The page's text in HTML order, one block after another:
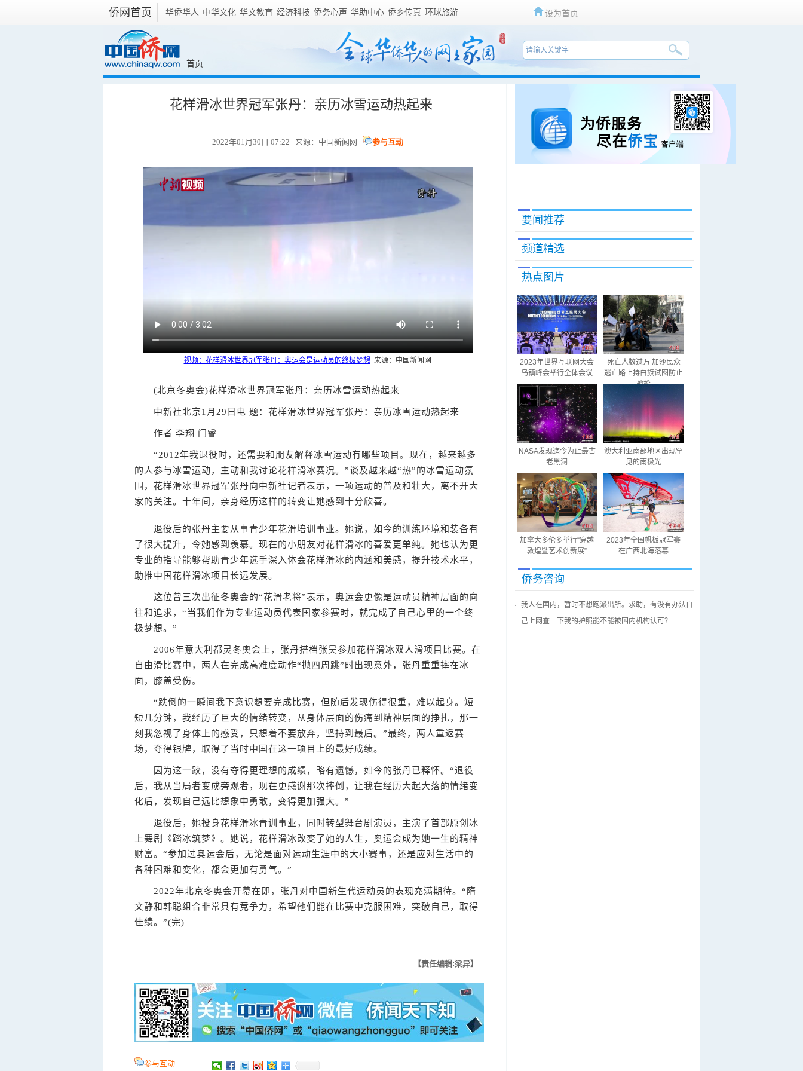
侨网首页 华侨华人 中华文化 华文教育 经济科技 侨务心声 华助中心 侨乡传真 环球旅游 设为首页
首页
花样滑冰世界冠军张丹：亲历冰雪运动热起来
2022年01月30日 07:22 来源： 中国新闻网 参与互动
视频：花样滑冰世界冠军张丹：奥运会是运动员的终极梦想来源：中国新闻网
(北京冬奥会)花样滑冰世界冠军张丹：亲历冰雪运动热起来
中新社北京1月29日电 题：花样滑冰世界冠军张丹：亲历冰雪运动热起来
作者 李翔 门睿
“2012年我退役时，还需要和朋友解释冰雪运动有哪些项目。现在，越来越多
的人参与冰雪运动，主动和我讨论花样滑冰赛况。”谈及越来越“热”的冰雪运动氛
围，花样滑冰世界冠军张丹向中新社记者表示，一项运动的普及和壮大，离不开大
家的关注。十年间，亲身经历这样的转变让她感到十分欣喜。
退役后的张丹主要从事青少年花滑培训事业。她说，如今的训练环境和装备有
了很大提升，令她感到羡慕。现在的小朋友对花样滑冰的喜爱更单纯。她也认为更
专业的指导能够帮助青少年选手深入体会花样滑冰的内涵和美感，提升技术水平，
助推中国花样滑冰项目长远发展。
这位曾三次出征冬奥会的“花滑老将”表示，奥运会更像是运动员精神层面的向
往和追求，“当我们作为专业运动员代表国家参赛时，就完成了自己心里的一个终
极梦想。”
2006年意大利都灵冬奥会上，张丹搭档张昊参加花样滑冰双人滑项目比赛。在
自由滑比赛中，两人在完成高难度动作“抛四周跳”时出现意外，张丹重重摔在冰
面，膝盖受伤。
“跌倒的一瞬间我下意识想要完成比赛，但随后发现伤得很重，难以起身。短
短几分钟，我经历了巨大的情绪转变，从身体层面的伤痛到精神层面的挣扎，那一
刻我忽视了身体上的感受，只想着不要放弃，坚持到最后。”最终，两人重返赛
场，夺得银牌，取得了当时中国在这一项目上的最好成绩。
因为这一跤，没有夺得更理想的成绩，略有遗憾，如今的张丹已释怀。“退役
后，我从当局者变成旁观者，现在更感谢那次摔倒，让我在经历大起大落的情绪变
化后，发现自己远比想象中勇敢，变得更加强大。”
退役后，她投身花样滑冰青训事业，同时转型舞台剧演员，主演了首部原创冰
上舞剧《踏冰筑梦》。她说，花样滑冰改变了她的人生，奥运会成为她一生的精神
财富。“参加过奥运会后，无论是面对运动生涯中的大小赛事，还是应对生活中的
各种困难和变化，都会更加有勇气。”
2022年北京冬奥会开幕在即，张丹对中国新生代运动员的表现充满期待。“隋
文静和韩聪组合非常具有竞争力，希望他们能在比赛中克服困难，突破自己，取得
佳绩。”(完)
【责任编辑:梁异】
参与互动
要闻推荐
频道精选
热点图片
2023年世界互联网大会
乌镇峰会举行全体会议
死亡人数过万 加沙民众
逃亡路上持白旗试图防止
被枪
NASA发现迄今为止最古
老黑洞
澳大利亚南部地区出现罕
见的南极光
加拿大多伦多举行“穿越
敦煌暨艺术创新展”
2023年全国帆板冠军赛
在广西北海落幕
侨务咨询
我人在国内，暂时不想跑派出所。求助，有没有办法自
己上网查一下我的护照能不能被国内机构认可？